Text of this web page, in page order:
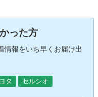
った方
情報をいち早くお届け出
タ セルシオ